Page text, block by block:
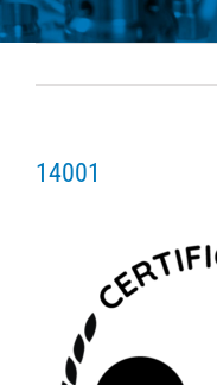
14001